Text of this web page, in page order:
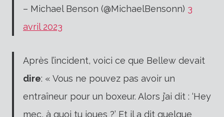
– Michael Benson (@MichaelBensonn) 3
avril 2023
Après l’incident, voici ce que Bellew devait
dire: « Vous ne pouvez pas avoir un
entraîneur pour un boxeur. Alors j’ai dit : ‘Hey
mec, à quoi tu joues ?’ Et il a dit quelque